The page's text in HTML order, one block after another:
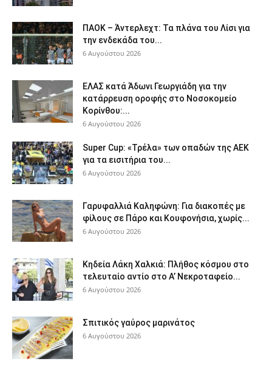
ΠΑΟΚ – Άντερλεχτ: Τα πλάνα του Λίσι για
την ενδεκάδα του...
6 Αυγούστου 2026
ΕΛΑΣ κατά Άδωνι Γεωργιάδη για την
κατάρρευση οροφής στο Νοσοκομείο
Κορίνθου:...
6 Αυγούστου 2026
Super Cup: «Τρέλα» των οπαδών της ΑΕΚ
για τα εισιτήρια του...
6 Αυγούστου 2026
Γαρυφαλλιά Καληφώνη: Για διακοπές με
φίλους σε Πάρο και Κουφονήσια, χωρίς...
6 Αυγούστου 2026
Κηδεία Λάκη Χαλκιά: Πλήθος κόσμου στο
τελευταίο αντίο στο Α’ Νεκροταφείο...
6 Αυγούστου 2026
Σπιτικός γαύρος μαρινάτος
6 Αυγούστου 2026